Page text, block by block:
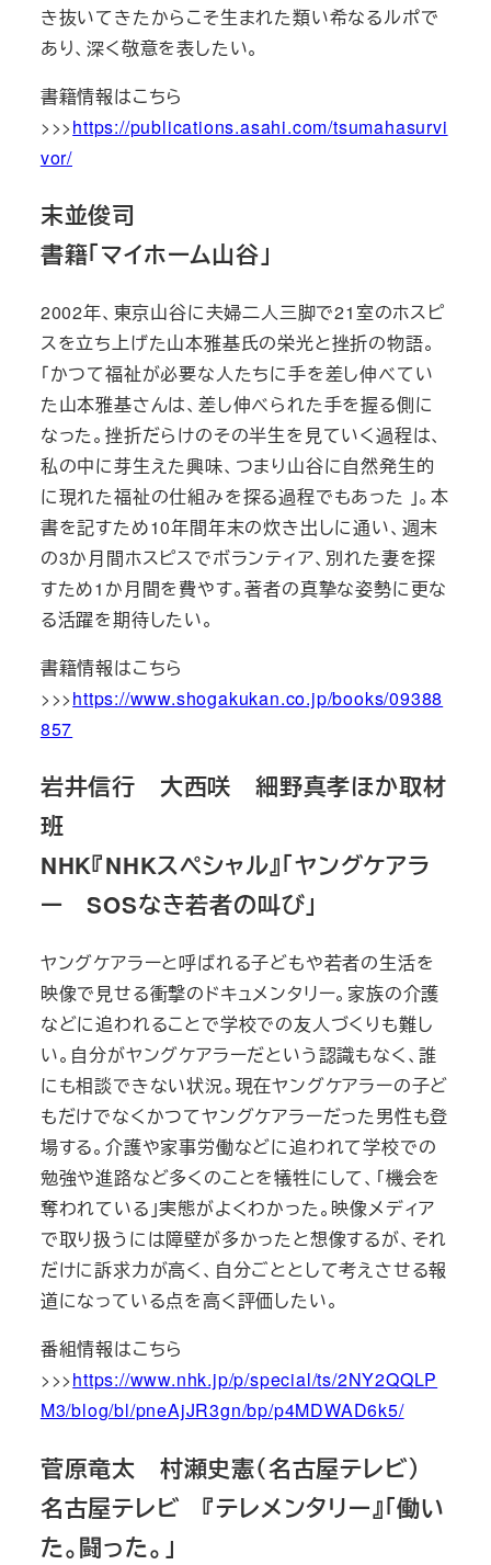
き抜いてきたからこそ生まれた類い希なるルポで
あり、深く敬意を表したい。
書籍情報はこちら
>>>https://publications.asahi.com/tsumahasurvi
vor/
末並俊司
書籍「マイホーム山谷」
2002年、東京山谷に夫婦二人三脚で21室のホスピ
スを立ち上げた山本雅基氏の栄光と挫折の物語。
「かつて福祉が必要な人たちに手を差し伸べてい
た山本雅基さんは、差し伸べられた手を握る側に
なった。挫折だらけのその半生を見ていく過程は、
私の中に芽生えた興味、つまり山谷に自然発生的
に現れた福祉の仕組みを探る過程でもあった 」。本
書を記すため10年間年末の炊き出しに通い、週末
の3か月間ホスピスでボランティア、別れた妻を探
すため1か月間を費やす。著者の真摯な姿勢に更な
る活躍を期待したい。
書籍情報はこちら
>>>https://www.shogakukan.co.jp/books/09388
857
岩井信行 大西咲 細野真孝ほか取材
班
NHK『NHKスペシャル』「ヤングケアラ
ー SOSなき若者の叫び」
ヤングケアラーと呼ばれる子どもや若者の生活を
映像で見せる衝撃のドキュメンタリー。家族の介護
などに追われることで学校での友人づくりも難し
い。自分がヤングケアラーだという認識もなく、誰
にも相談できない状況。現在ヤングケアラーの子ど
もだけでなくかつてヤングケアラーだった男性も登
場する。介護や家事労働などに追われて学校での
勉強や進路など多くのことを犠牲にして、「機会を
奪われている」実態がよくわかった。映像メディア
で取り扱うには障壁が多かったと想像するが、それ
だけに訴求力が高く、自分ごととして考えさせる報
道になっている点を高く評価したい。
番組情報はこちら
>>>https://www.nhk.jp/p/special/ts/2NY2QQLP
M3/blog/bl/pneAjJR3gn/bp/p4MDWAD6k5/
菅原竜太 村瀬史憲（名古屋テレビ）
名古屋テレビ 『テレメンタリー』「働い
た。闘った。」